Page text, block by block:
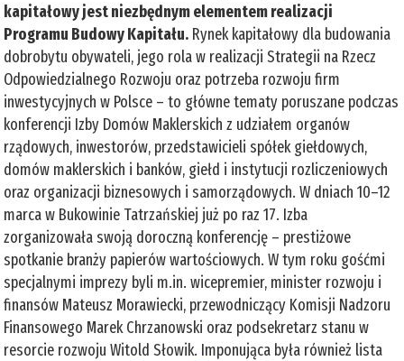
kapitałowy jest niezbędnym elementem realizacji
Programu Budowy Kapitału. Rynek kapitałowy dla budowania
dobrobytu obywateli, jego rola w realizacji Strategii na Rzecz
Odpowiedzialnego Rozwoju oraz potrzeba rozwoju firm
inwestycyjnych w Polsce – to główne tematy poruszane podczas
konferencji Izby Domów Maklerskich z udziałem organów
rządowych, inwestorów, przedstawicieli spółek giełdowych,
domów maklerskich i banków, giełd i instytucji rozliczeniowych
oraz organizacji biznesowych i samorządowych. W dniach 10–12
marca w Bukowinie Tatrzańskiej już po raz 17. Izba
zorganizowała swoją doroczną konferencję – prestiżowe
spotkanie branży papierów wartościowych. W tym roku gośćmi
specjalnymi imprezy byli m.in. wicepremier, minister rozwoju i
finansów Mateusz Morawiecki, przewodniczący Komisji Nadzoru
Finansowego Marek Chrzanowski oraz podsekretarz stanu w
resorcie rozwoju Witold Słowik. Imponująca była również lista